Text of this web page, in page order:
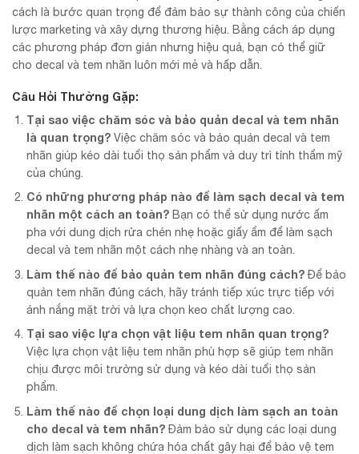
cách là bước quan trọng để đảm bảo sự thành công của chiến
lược marketing và xây dựng thương hiệu. Bằng cách áp dụng
các phương pháp đơn giản nhưng hiệu quả, bạn có thể giữ
cho decal và tem nhãn luôn mới mẻ và hấp dẫn.
Câu Hỏi Thường Gặp:
Tại sao việc chăm sóc và bảo quản decal và tem nhãn
là quan trọng? Việc chăm sóc và bảo quản decal và tem
nhãn giúp kéo dài tuổi thọ sản phẩm và duy trì tính thẩm mỹ
của chúng.
Có những phương pháp nào để làm sạch decal và tem
nhãn một cách an toàn? Bạn có thể sử dụng nước ấm
pha với dung dịch rửa chén nhẹ hoặc giấy ẩm để làm sạch
decal và tem nhãn một cách nhẹ nhàng và an toàn.
Làm thế nào để bảo quản tem nhãn đúng cách?Để bảo
quản tem nhãn đúng cách, hãy tránh tiếp xúc trực tiếp với
ánh nắng mặt trời và lựa chọn keo chất lượng cao.
Tại sao việc lựa chọn vật liệu tem nhãn quan trọng?
Việc lựa chọn vật liệu tem nhãn phù hợp sẽ giúp tem nhãn
chịu được môi trường sử dụng và kéo dài tuổi thọ sản
phẩm.
Làm thế nào để chọn loại dung dịch làm sạch an toàn
cho decal và tem nhãn?Đảm bảo sử dụng các loại dung
dịch làm sạch không chứa hóa chất gây hại để bảo vệ tem